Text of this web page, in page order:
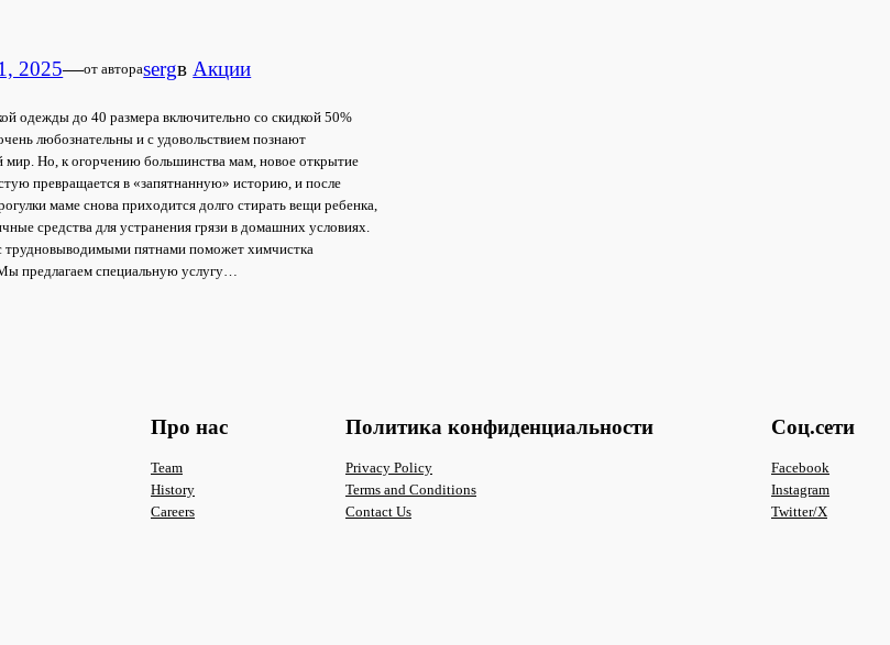
2025—от автораsergвАкции
одежды до 40 размера включительно со скидкой 50%
любознательны и с удовольствием познают
Но, к огорчению большинства мам, новое открытие
превращается в «запятнанную» историю, и после
маме снова приходится долго стирать вещи ребенка,
средства для устранения грязи в домашних условиях.
трудновыводимыми пятнами поможет химчистка
предлагаем специальную услугу…
Про нас
Team
History
Careers
Политика конфиденциальности
Privacy Policy
Terms and Conditions
Contact Us
Соц.сети
Facebook
Instagram
Twitter/X